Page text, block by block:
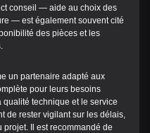
conseil — aide au choix des
— est également souvent cité
des pièces et les
un partenaire adapté aux
pour leurs besoins
qualité technique et le service
de rester vigilant sur les délais,
Il est recommandé de